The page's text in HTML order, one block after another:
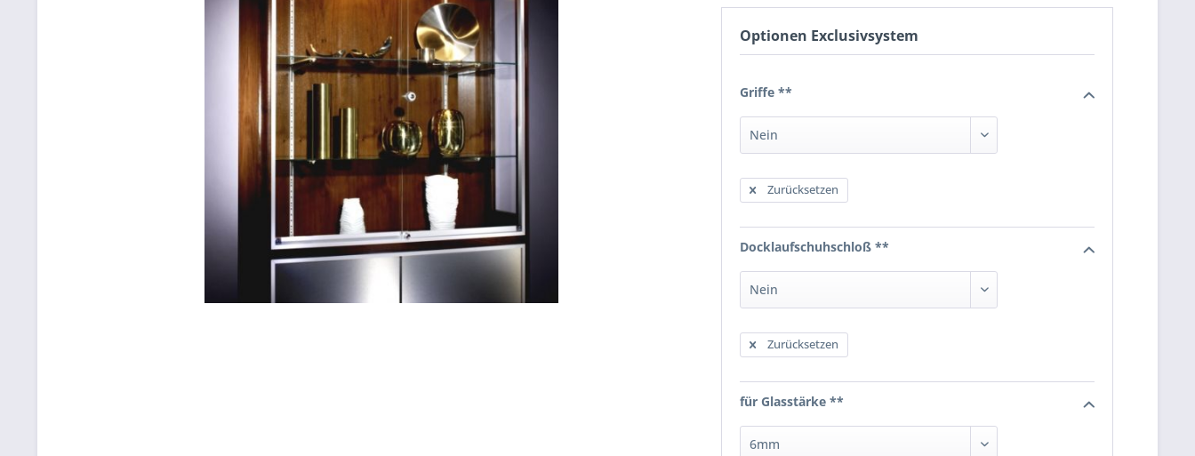
Optionen Exclusivsystem
Griffe **
Zurücksetzen
Docklaufschuhschloß **
Zurücksetzen
für Glasstärke **